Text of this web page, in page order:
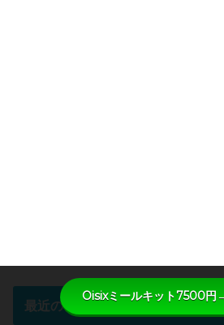
最近のコメント
Oisixミールキット7500